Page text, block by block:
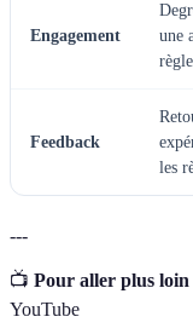
Engagement
une
Feedback
les
---
📺 Pour aller plus loin
YouTube